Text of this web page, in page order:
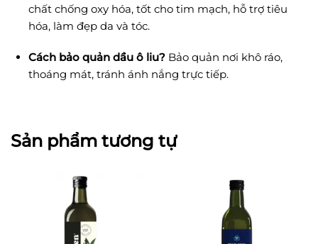
chất chống oxy hóa, tốt cho tim mạch, hỗ trợ tiêu
hóa, làm đẹp da và tóc.
Cách bảo quản dầu ô liu? Bảo quản nơi khô ráo,
thoáng mát, tránh ánh nắng trực tiếp.
Sản phẩm tương tự